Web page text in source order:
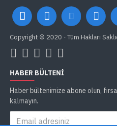
Copyright © 2020 - Tüm Hakları
HABER BÜLTENI
Haber bültenimize abone olun,
kalmayın.